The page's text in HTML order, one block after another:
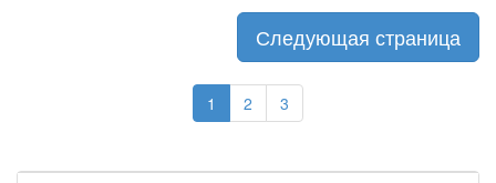
Следующая страница
1 2 3